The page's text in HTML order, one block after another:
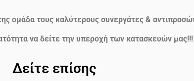
ομάδα τους καλύτερους συνεργάτες &
να δείτε την υπεροχή των κατασκευών μας!!!
Δείτε επίσης